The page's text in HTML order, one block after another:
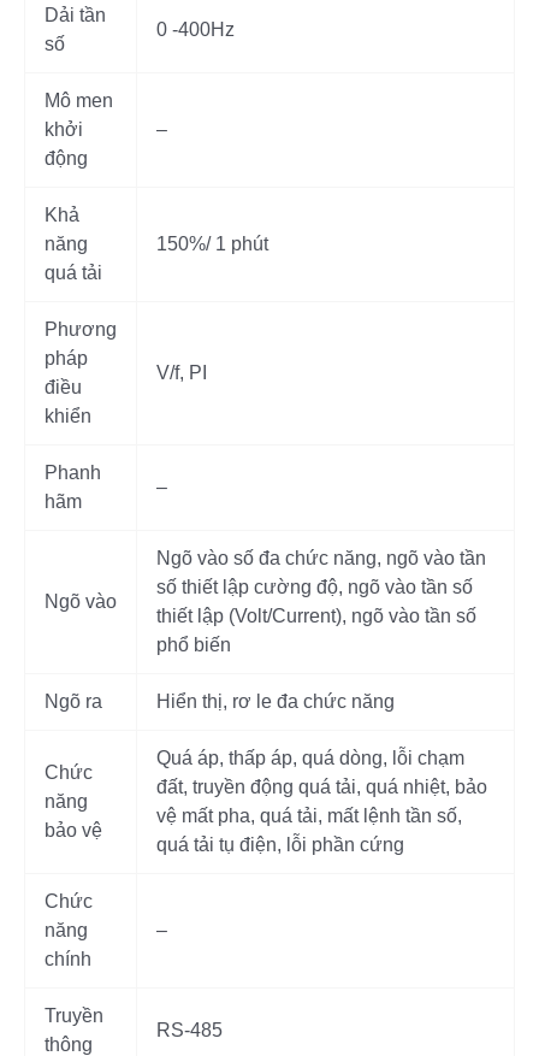
Dải tần
số
0 -400Hz
Mô men
khởi
động
–
Khả
năng
quá tải
150%/ 1 phút
Phương
pháp
điều
khiển
V/f, PI
Phanh
hãm
–
Ngõ vào
Ngõ vào số đa chức năng, ngõ vào tần
số thiết lập cường độ, ngõ vào tần số
thiết lập (Volt/Current), ngõ vào tần số
phổ biến
Ngõ ra Hiển thị, rơ le đa chức năng
Chức
năng
bảo vệ
Quá áp, thấp áp, quá dòng, lỗi chạm
đất, truyền động quá tải, quá nhiệt, bảo
vệ mất pha, quá tải, mất lệnh tần số,
quá tải tụ điện, lỗi phần cứng
Chức
năng
chính
–
Truyền
thông
RS-485